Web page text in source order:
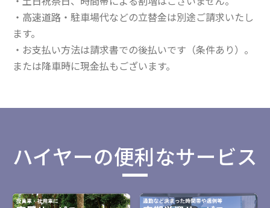
・高速道路・駐車場代などの立替金は別途ご請求いたし
ます。
・お支払い方法は請求書での後払いです（条件あり）。
または降車時に現金払もございます。
ハイヤーの便利なサービス